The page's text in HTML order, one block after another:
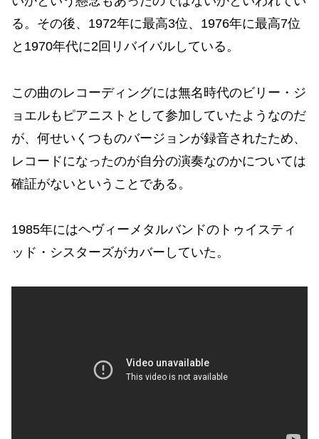
る。その後、1972年に最高3位、1976年に最高7位
と1970年代に2回リバイバルしている。
この曲のレコーディングには無名時代のビリー・ジ
ョエルもピアニストとして参加していたようなのだ
が、何せいくつものバージョンが録音されたため、
レコードになったのが自分の演奏なのかについては
確証がないということである。
1985年にはヘヴィーメタルバンドのトゥイスティ
ッド・シスターズがカバーしていた。